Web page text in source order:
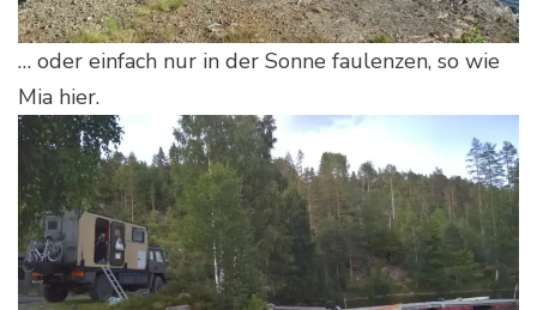
… oder einfach nur in der Sonne faulenzen, so wie
Mia hier.